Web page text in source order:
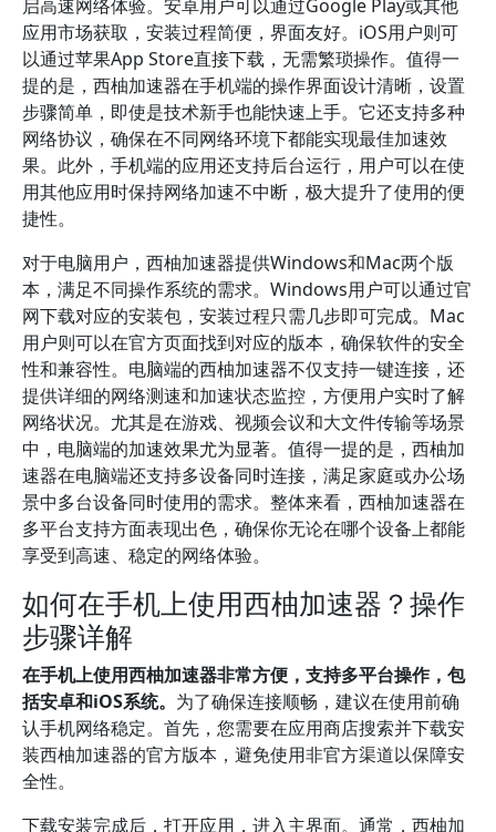
启高速网络体验。安卓用户可以通过Google Play或其他
应用市场获取，安装过程简便，界面友好。iOS用户则可
以通过苹果App Store直接下载，无需繁琐操作。值得一
提的是，西柚加速器在手机端的操作界面设计清晰，设置
步骤简单，即使是技术新手也能快速上手。它还支持多种
网络协议，确保在不同网络环境下都能实现最佳加速效
果。此外，手机端的应用还支持后台运行，用户可以在使
用其他应用时保持网络加速不中断，极大提升了使用的便
捷性。
对于电脑用户，西柚加速器提供Windows和Mac两个版
本，满足不同操作系统的需求。Windows用户可以通过官
网下载对应的安装包，安装过程只需几步即可完成。Mac
用户则可以在官方页面找到对应的版本，确保软件的安全
性和兼容性。电脑端的西柚加速器不仅支持一键连接，还
提供详细的网络测速和加速状态监控，方便用户实时了解
网络状况。尤其是在游戏、视频会议和大文件传输等场景
中，电脑端的加速效果尤为显著。值得一提的是，西柚加
速器在电脑端还支持多设备同时连接，满足家庭或办公场
景中多台设备同时使用的需求。整体来看，西柚加速器在
多平台支持方面表现出色，确保你无论在哪个设备上都能
享受到高速、稳定的网络体验。
如何在手机上使用西柚加速器？操作
步骤详解
在手机上使用西柚加速器非常方便，支持多平台操作，包
括安卓和iOS系统。 为了确保连接顺畅，建议在使用前确
认手机网络稳定。首先，您需要在应用商店搜索并下载安
装西柚加速器的官方版本，避免使用非官方渠道以保障安
全性。
下载安装完成后，打开应用，进入主界面。通常，西柚加